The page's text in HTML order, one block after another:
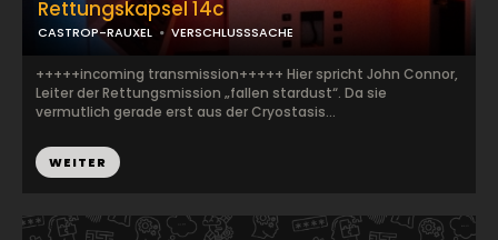
Rettungskapsel 14c
CASTROP-RAUXEL VERSCHLUSSSACHE
+++++incoming transmission+++++ Hier spricht John Connor,
Leiter der Rettungsmission „fallen stardust“. Da sie
vermutlich gerade erst aus der Cryostasis...
WEITER